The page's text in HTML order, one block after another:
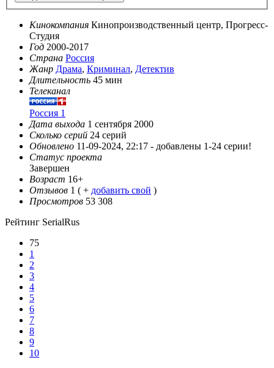
Кинокомпания Кинопроизводственный центр, Прогресс-
Студия
Год 2000-2017
Страна Россия
Жанр Драма, Криминал, Детектив
Длительность 45 мин
Телеканал
Россия 1
Дата выхода 1 сентября 2000
Сколько серий 24 серий
Обновлено 11-09-2024, 22:17 - добавлены 1-24 серии!
Статус проекта
Завершен
Возраст 16+
Отзывов 1 ( + добавить свой )
Просмотров 53 308
Рейтинг SerialRus
75
1
2
3
4
5
6
7
8
9
10